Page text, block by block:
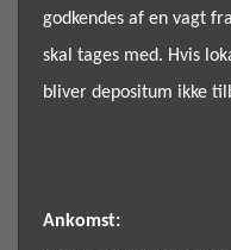
godkendes af en vagt
skal tages med. Hvis
bliver depositum ikke
Ankomst: